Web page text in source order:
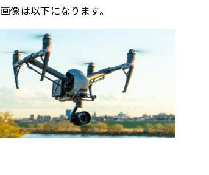
像は以下になります。